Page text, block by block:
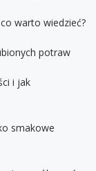
warto wiedzieć?
potraw
i jak
smakowe